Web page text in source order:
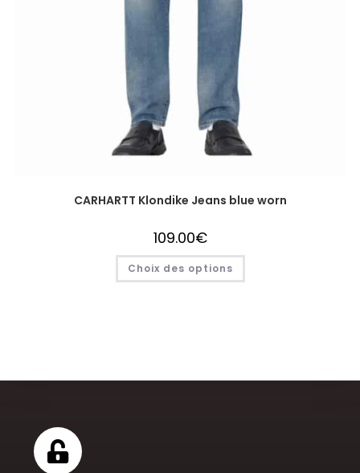
CARHARTT Klondike Jeans blue worn
109.00€
Choix des options